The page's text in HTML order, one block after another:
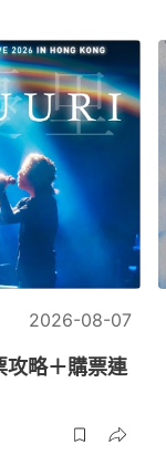
2026-08-07
略＋購票連